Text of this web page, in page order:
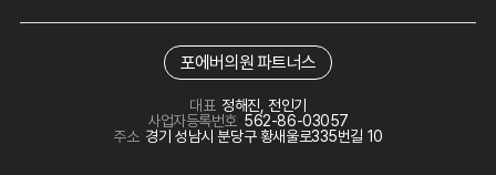
포에버의원 파트너스
대표 정해진, 전인기
사업자등록번호 562-86-03057
주소 경기 성남시 분당구 황새울로335번길 10